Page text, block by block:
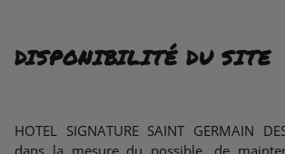
DISPONIBILITÉ DU SITE
HOTEL SIGNATURE SAINT GERMAIN